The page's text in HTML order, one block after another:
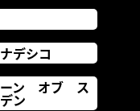
デシコ
ーン オブ ス
ン